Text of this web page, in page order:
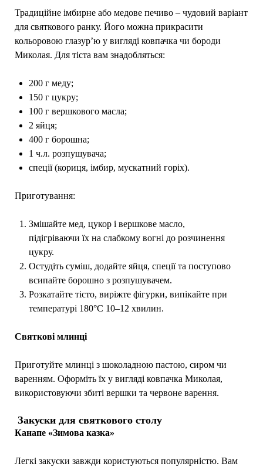
Традиційне імбирне або медове печиво – чудовий варіант
для святкового ранку. Його можна прикрасити
кольоровою глазур’ю у вигляді ковпачка чи бороди
Миколая. Для тіста вам знадобляться:
200 г меду;
150 г цукру;
100 г вершкового масла;
2 яйця;
400 г борошна;
1 ч.л. розпушувача;
спеції (кориця, імбир, мускатний горіх).
Приготування:
Змішайте мед, цукор і вершкове масло,
підігріваючи їх на слабкому вогні до розчинення
цукру.
Остудіть суміш, додайте яйця, спеції та поступово
всипайте борошно з розпушувачем.
Розкатайте тісто, виріжте фігурки, випікайте при
температурі 180°C 10–12 хвилин.
Святкові млинці
Приготуйте млинці з шоколадною пастою, сиром чи
варенням. Оформіть їх у вигляді ковпачка Миколая,
використовуючи збиті вершки та червоне варення.
Закуски для святкового столу
Канапе «Зимова казка»
Легкі закуски завжди користуються популярністю. Вам